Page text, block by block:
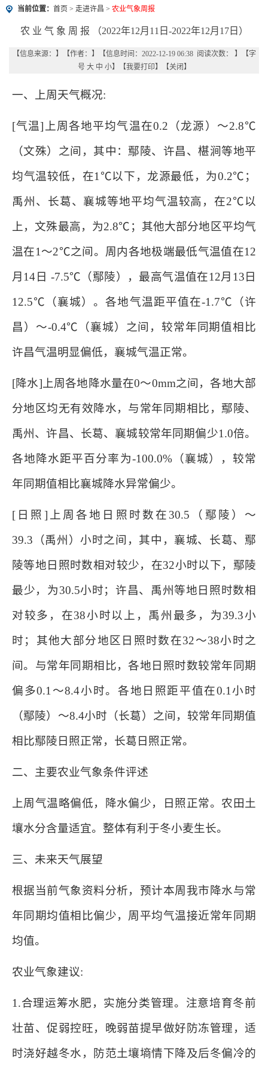
当前位置： 首页 > 走进许昌 > 农业气象周报
农 业 气 象 周 报 （2022年12月11日-2022年12月17日）
【信息来源： 】 【作者： 】 【信息时间：2022-12-19 06:38 阅读次数：
】【字
号 大 中 小】【我要打印】【关闭 】
一、上周天气概况:
[气温]上周各地平均气温在0.2（龙源）～2.8℃
（文殊）之间，其中：鄢陵、许昌、椹涧等地平
均气温较低，在1℃以下，龙源最低，为0.2℃；
禹州、长葛、襄城等地平均气温较高，在2℃以
上，文殊最高，为2.8℃；其他大部分地区平均气
温在1～2℃之间。周内各地极端最低气温值在12
月14日 -7.5℃（鄢陵），最高气温值在12月13日
12.5℃（襄城）。各地气温距平值在-1.7℃（许
昌）～-0.4℃（襄城）之间，较常年同期值相比
许昌气温明显偏低，襄城气温正常。
[降水]上周各地降水量在0～0mm之间，各地大部
分地区均无有效降水，与常年同期相比，鄢陵、
禹州、许昌、长葛、襄城较常年同期偏少1.0倍。
各地降水距平百分率为-100.0%（襄城），较常
年同期值相比襄城降水异常偏少。
[日照]上周各地日照时数在30.5（鄢陵）～
39.3（禹州）小时之间，其中，襄城、长葛、鄢
陵等地日照时数相对较少，在32小时以下，鄢陵
最少，为30.5小时；许昌、禹州等地日照时数相
对较多，在38小时以上，禹州最多，为39.3小
时；其他大部分地区日照时数在32～38小时之
间。与常年同期相比，各地日照时数较常年同期
偏多0.1～8.4小时。各地日照距平值在0.1小时
（鄢陵）～8.4小时（长葛）之间，较常年同期值
相比鄢陵日照正常，长葛日照正常。
二、主要农业气象条件评述
上周气温略偏低，降水偏少，日照正常。农田土
壤水分含量适宜。整体有利于冬小麦生长。
三、未来天气展望
根据当前气象资料分析，预计本周我市降水与常
年同期均值相比偏少，周平均气温接近常年同期
均值。
农业气象建议:
1.合理运筹水肥，实施分类管理。注意培育冬前
壮苗、促弱控旺，晚弱苗提早做好防冻管理，适
时浇好越冬水，防范土壤墒情下降及后冬偏冷的